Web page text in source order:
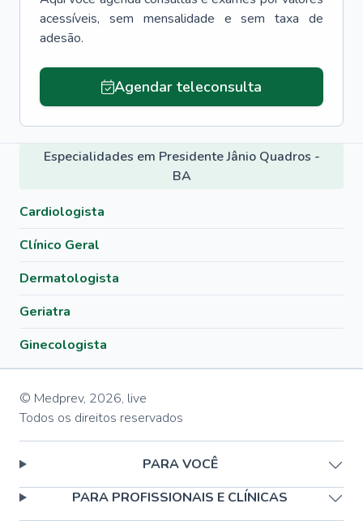
acessíveis, sem mensalidade e sem taxa de
adesão.
Agendar teleconsulta
Especialidades em Presidente Jânio Quadros -
BA
Cardiologista
Clínico Geral
Dermatologista
Geriatra
Ginecologista
© Medprev, 2026, live
Todos os direitos reservados
PARA VOCÊ
PARA PROFISSIONAIS E CLÍNICAS